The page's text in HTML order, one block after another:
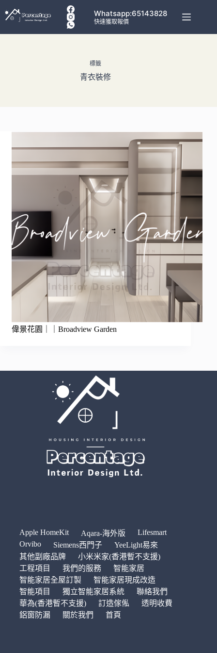
Whatsapp:65143828
快速獲取報價
標籤
青衣裝修
偉景花園｜｜Broadview Garden
Apple HomeKit Aqara-海外版
Lifesmart
Orvibo
Siemens西門子
YeeLight易來
其他副廠品牌
小米米家(香港暫不支援)
工程項目
我們的服務
智能家居
智能家居全屋訂製
智能家居現成改造
智能項目
獨立智能家居系統
聯絡我們
華為(香港暫不支援)
訂造傢俬
透明收費
鋁窗防漏
關於我們 首頁